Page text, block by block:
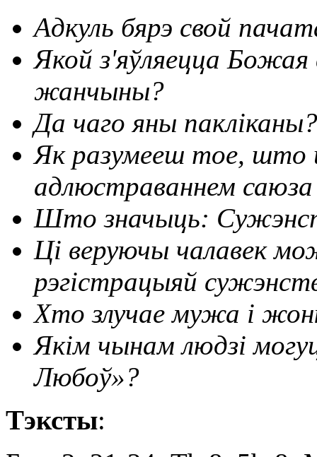
Адкуль бярэ свой
Якой з'яўляецца
жанчыны?
Да чаго яны пакліканы?
Як разумееш тое, што
адлюстраваннем
Што значыць:
Ці веруючы чалавек
рэгістрацыяй
Хто злучае мужа і
Якім чынам людзі
Любоў»?
Тэксты: